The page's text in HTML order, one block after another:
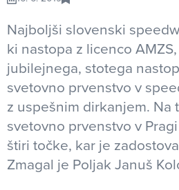
Najboljši slovenski
ki nastopa z licenco
jubilejnega, stotega
svetovno prvenstvo v
z uspešnim dirkanjem.
svetovno prvenstvo v
štiri točke, kar je
Zmagal je Poljak Januš